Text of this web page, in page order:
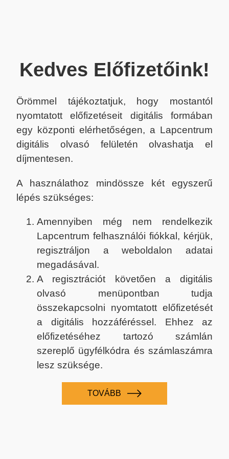
Kedves Előfizetőink!
Örömmel tájékoztatjuk, hogy mostantól
nyomtatott előfizetéseit digitális formában
egy központi elérhetőségen, a Lapcentrum
digitális olvasó felületén olvashatja el
díjmentesen.
A használathoz mindössze két egyszerű
lépés szükséges:
Amennyiben még nem rendelkezik
Lapcentrum felhasználói fiókkal, kérjük,
regisztráljon a weboldalon adatai
megadásával.
A regisztrációt követően a digitális
olvasó menüpontban tudja
összekapcsolni nyomtatott előfizetését
a digitális hozzáféréssel. Ehhez az
előfizetéséhez tartozó számlán
szereplő ügyfélkódra és számlaszámra
lesz szüksége.
TOVÁBB